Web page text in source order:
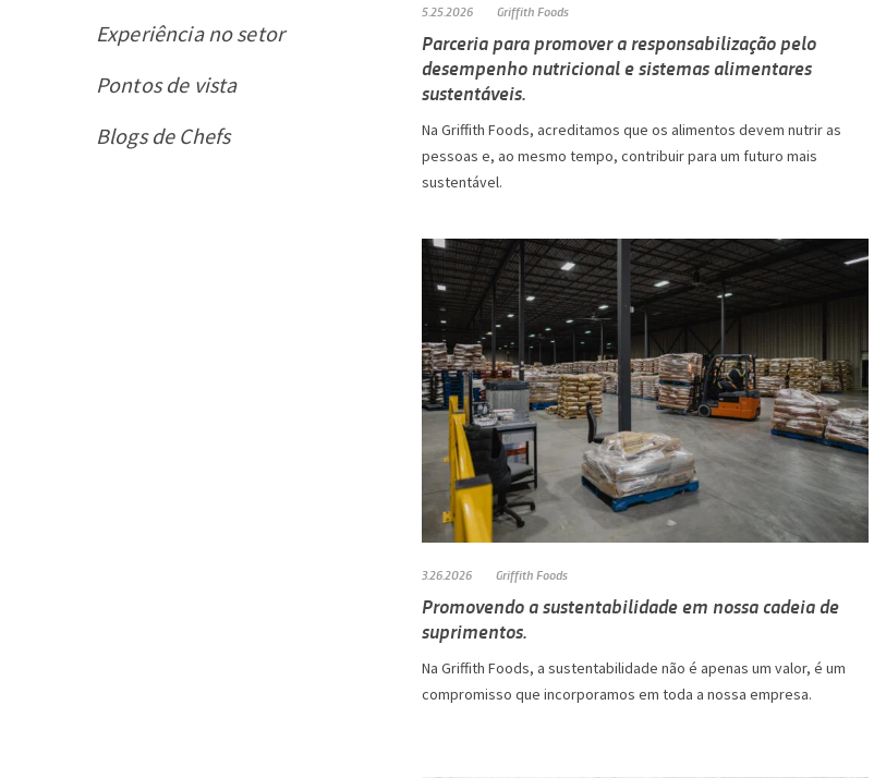
Experiência no setor
Pontos de vista
Blogs de Chefs
5.25.2026 Griffith Foods
Parceria para promover a responsabilização pelo
desempenho nutricional e sistemas alimentares
sustentáveis.
Na Griffith Foods, acreditamos que os alimentos devem nutrir as
pessoas e, ao mesmo tempo, contribuir para um futuro mais
sustentável.
3.26.2026 Griffith Foods
Promovendo a sustentabilidade em nossa cadeia de
suprimentos.
Na Griffith Foods, a sustentabilidade não é apenas um valor, é um
compromisso que incorporamos em toda a nossa empresa.